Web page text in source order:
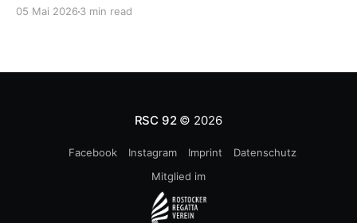
05 Mai 2026 3 min read
RSC 92© 2026
Facebook Instagram Imprint
Datenschutz
Mitglied im